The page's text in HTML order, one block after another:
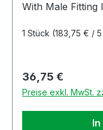
With Male Fitting
1 Stück (183,75 € /
Regulärer Preis:
36,75 €
Preise exkl. MwSt.